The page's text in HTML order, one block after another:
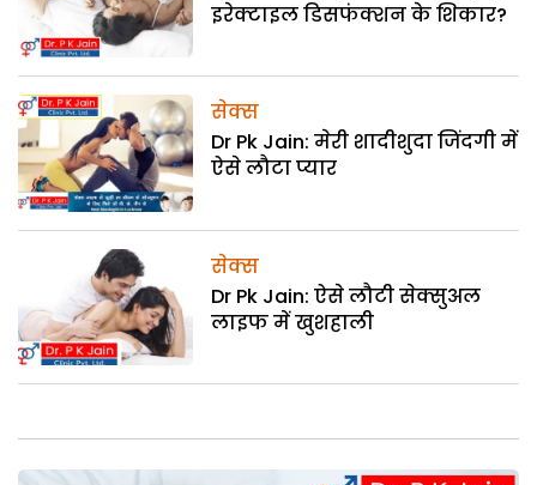
इरेक्टाइल डिसफंक्शन के शिकार?
सेक्स
Dr Pk Jain: मेरी शादीशुदा जिंदगी में
ऐसे लौटा प्यार
सेक्स
Dr Pk Jain: ऐसे लौटी सेक्सुअल
लाइफ में खुशहाली